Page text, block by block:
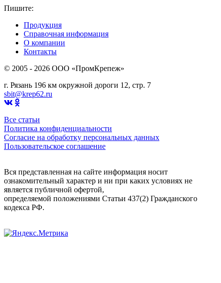
Пишите:
Продукция
Справочная информация
О компании
Контакты
© 2005 - 2026 OOO «ПромКрепеж»
г. Рязань 196 км окружной дороги 12, стр. 7
sbit@krep62.ru
Все статьи
Политика конфиденциальности
Согласие на обработку персональных данных
Пользовательское соглашение
Вся представленная на сайте информация носит
ознакомительный характер и ни при каких условиях не
является публичной офертой,
определяемой положениями Статьи 437(2) Гражданского
кодекса РФ.